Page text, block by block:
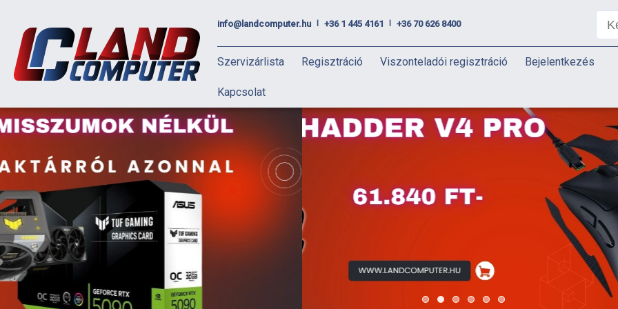
info@landcomputer.hu +36 1 445 4161 +36 70 626 8400
Szervizárlista Regisztráció Viszonteladói regisztráció Bejelentkezés
Kapcsolat